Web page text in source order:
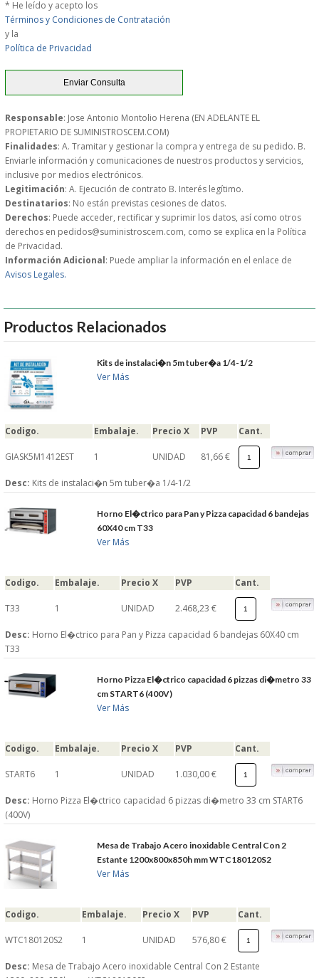
S�GUENOS EN
© 2026 SUMINISTROSCEM
TODOS LOS DERECHOS RESERVADOS
* He leído y acepto los
Términos y Condiciones de Contratación
y la
Política de Privacidad
Responsable: Jose Antonio Montolio Herena (EN ADELANTE EL
PROPIETARIO DE SUMINISTROSCEM.COM)
Finalidades: A. Tramitar y gestionar la compra y entrega de su pedido. B.
Enviarle información y comunicaciones de nuestros productos y servicios,
inclusive por medios electrónicos.
Legitimación: A. Ejecución de contrato B. Interés legítimo.
Destinatarios: No están previstas cesiones de datos.
Derechos: Puede acceder, rectificar y suprimir los datos, así como otros
derechos en pedidos@suministroscem.com, como se explica en la Política
de Privacidad.
Información Adicional: Puede ampliar la información en el enlace de
Avisos Legales.
Productos Relacionados
Kits de instalaci�n 5m tuber�a 1/4-1/2
Ver Más
Codigo. Embalaje. Precio X PVP Cant.
GIASK5M1412EST 1 UNIDAD 81,66 €
Desc: Kits de instalaci�n 5m tuber�a 1/4-1/2
Horno El�ctrico para Pan y Pizza capacidad 6 bandejas
60X40 cm T33
Ver Más
Codigo. Embalaje. Precio X PVP Cant.
T33 1 UNIDAD 2.468,23 €
Desc: Horno El�ctrico para Pan y Pizza capacidad 6 bandejas 60X40 cm
T33
Horno Pizza El�ctrico capacidad 6 pizzas di�metro 33
cm START6 (400V)
Ver Más
Codigo. Embalaje. Precio X PVP Cant.
START6 1 UNIDAD 1.030,00 €
Desc: Horno Pizza El�ctrico capacidad 6 pizzas di�metro 33 cm START6
(400V)
Mesa de Trabajo Acero inoxidable Central Con 2
Estante 1200x800x850h mm WTC180120S2
Ver Más
Codigo. Embalaje. Precio X PVP Cant.
WTC180120S2 1 UNIDAD 576,80 €
Desc: Mesa de Trabajo Acero inoxidable Central Con 2 Estante